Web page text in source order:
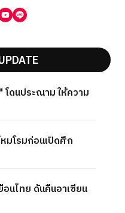
โดนประณาม ให้ความ
มโรมก่อนเปิดศึก
นไทย ดันคืนอาเซียน